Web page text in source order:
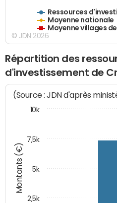
Ressources
Moyenne nationale
Moyenne villages
© JDN 2026
Répartition des
d'investissement de
Montants (€)
(Source : JDN d'après
2,5k
5k
7,5k
10k